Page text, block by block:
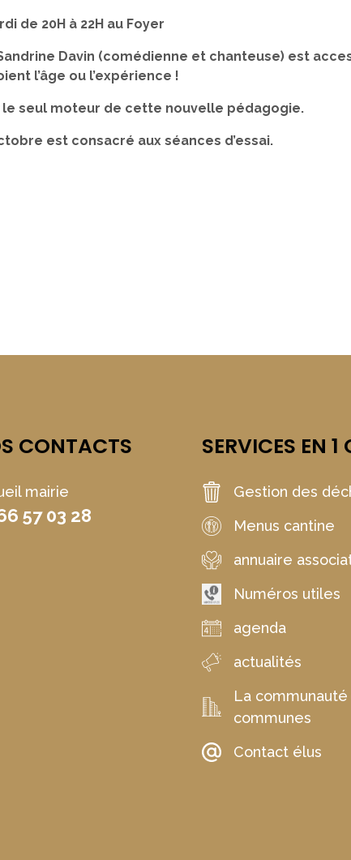
de 20H à 22H au Foyer
Davin (comédienne et chanteuse) est
l’âge ou l’expérience !
le seul moteur de cette nouvelle pédagogie.
est consacré aux séances d’essai.
CONTACTS
mairie
57 03 28
SERVICES EN 1
Gestion des
Menus cantine
annuaire
Numéros utiles
agenda
actualités
La communauté
communes
Contact élus